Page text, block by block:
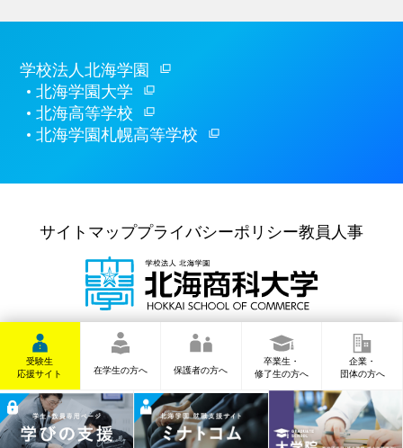
受験生
応援サイト
在学生の方へ 保護者の方へ
卒業生・
修了生の方へ
企業・
団体の方へ
学校法人北海学園
北海学園大学
北海高等学校
北海学園札幌高等学校
サイトマッププライバシーポリシー教員人事
〒062-8607 札幌市豊平区
(011)841-1161
Copyright © 北海商科大学 All Rights Reserved.